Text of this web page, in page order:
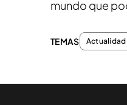
mundo que
TEMAS Actualidad